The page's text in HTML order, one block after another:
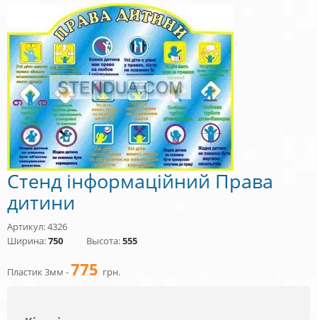
Стенд інформаційний Права
дитини
Артикул: 4326
Ширина:750 Высота:555
Пластик 3мм -775 грн.